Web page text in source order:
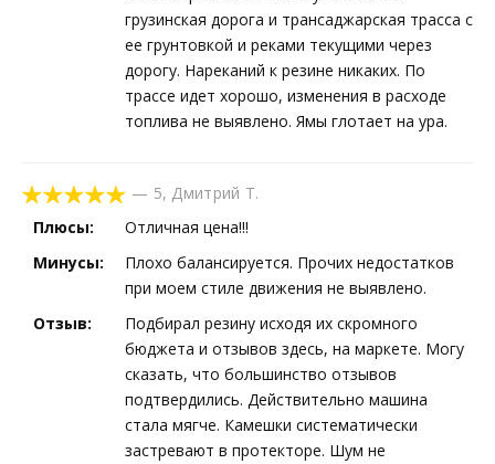
грузинская дорога и трансаджарская трасса с
ее грунтовкой и реками текущими через
дорогу. Нареканий к резине никаких. По
трассе идет хорошо, изменения в расходе
топлива не выявлено. Ямы глотает на ура.
— 5, Дмитрий Т.
Плюсы:
Отличная цена!!!
Минусы:
Плохо балансируется. Прочих недостатков
при моем стиле движения не выявлено.
Отзыв:
Подбирал резину исходя их скромного
бюджета и отзывов здесь, на маркете. Могу
сказать, что большинство отзывов
подтвердились. Действительно машина
стала мягче. Камешки систематически
застревают в протекторе. Шум не